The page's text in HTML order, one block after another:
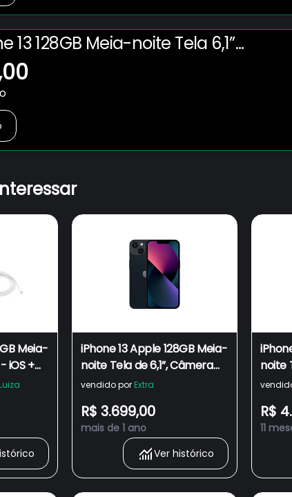
13 128GB Meia-noite Tela 6,1”
Meia-
iOS +
iPhone 13 Apple 128GB Meia-
noite Tela de 6,1”, Câmera
Dupla de 12MP
vendido por Extra
R$ 3.699,00
mais de 1 ano
Ver histórico
noite
Dupla
R$
11